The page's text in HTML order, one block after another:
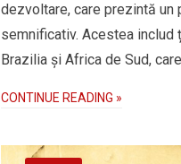
dezvoltare, care prezintă un
semnificativ. Acestea includ
Brazilia și Africa de Sud,
CONTINUE READING »